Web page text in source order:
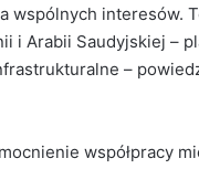
interesów.
i Arabii Saudyjskiej –
–
współpracy